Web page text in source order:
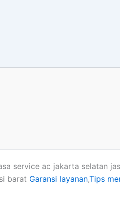
service ac jakarta selatan
barat Garansi layanan,Tips